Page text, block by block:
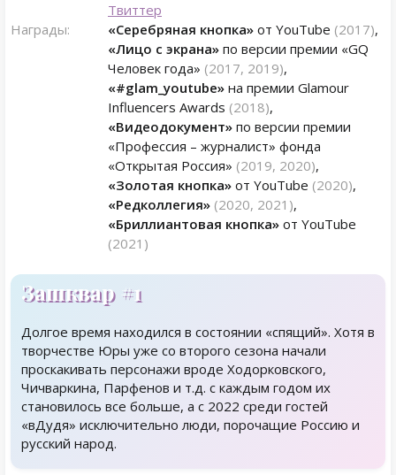
Твиттер
Награды:
«Серебряная кнопка» от YouTube (2017),
«Лицо с экрана» по версии премии «GQ
Человек года» (2017, 2019),
«#glam_youtube» на премии Glamour
Influencers Awards (2018),
«Видеодокумент» по версии премии
«Профессия – журналист» фонда
«Открытая Россия» (2019, 2020),
«Золотая кнопка» от YouTube (2020),
«Редколлегия» (2020, 2021),
«Бриллиантовая кнопка» от YouTube
(2021)
Зашквар #1
Долгое время находился в состоянии «спящий». Хотя в
творчестве Юры уже со второго сезона начали
проскакивать персонажи вроде Ходорковского,
Чичваркина, Парфенов и т.д. с каждым годом их
становилось все больше, а с 2022 среди гостей
«вДудя» исключительно люди, порочащие Россию и
русский народ.